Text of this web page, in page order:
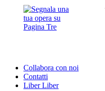
Collabora con noi
Contatti
Liber Liber